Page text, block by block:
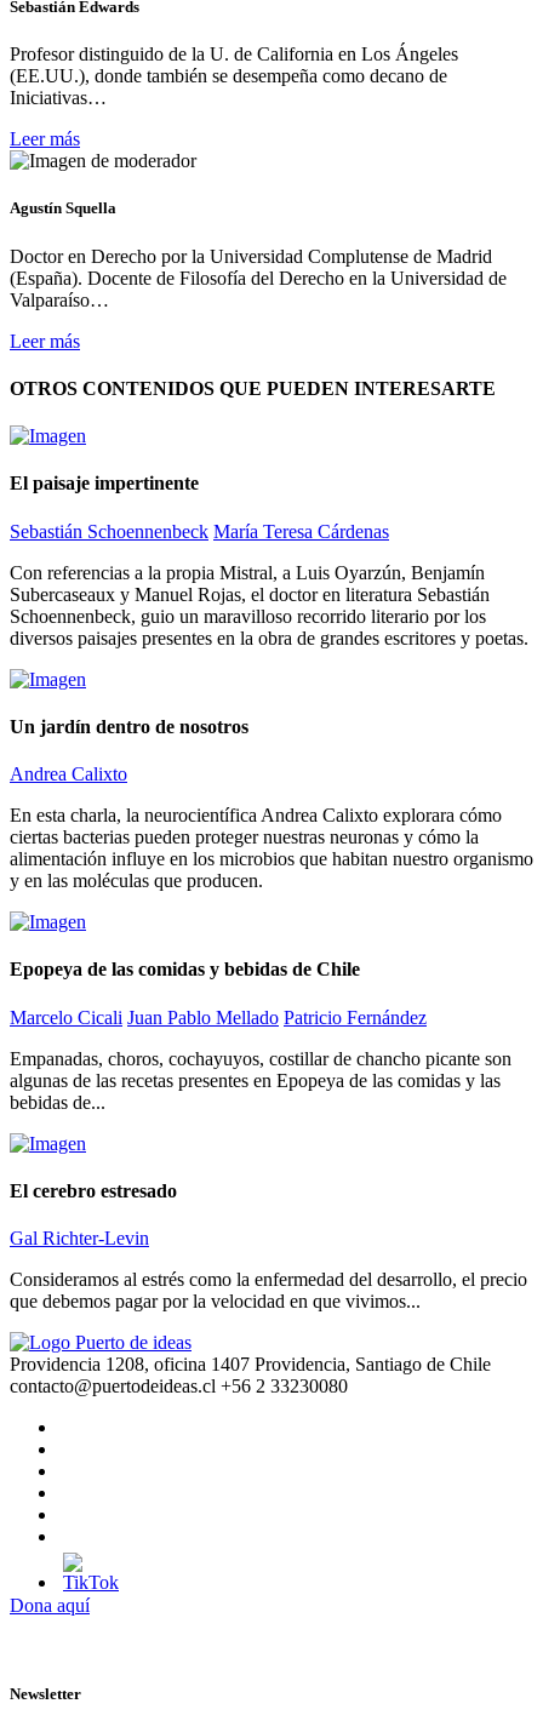
Sebastián Edwards
Profesor distinguido de la U. de California en Los Ángeles
(EE.UU.), donde también se desempeña como decano de
Iniciativas…
Leer más
Agustín Squella
Doctor en Derecho por la Universidad Complutense de Madrid
(España). Docente de Filosofía del Derecho en la Universidad de
Valparaíso…
Leer más
OTROS CONTENIDOS QUE PUEDEN INTERESARTE
El paisaje impertinente
Sebastián Schoennenbeck María Teresa Cárdenas
Con referencias a la propia Mistral, a Luis Oyarzún, Benjamín
Subercaseaux y Manuel Rojas, el doctor en literatura Sebastián
Schoennenbeck, guio un maravilloso recorrido literario por los
diversos paisajes presentes en la obra de grandes escritores y poetas.
Un jardín dentro de nosotros
Andrea Calixto
En esta charla, la neurocientífica Andrea Calixto explorara cómo
ciertas bacterias pueden proteger nuestras neuronas y cómo la
alimentación influye en los microbios que habitan nuestro organismo
y en las moléculas que producen.
Epopeya de las comidas y bebidas de Chile
Marcelo Cicali Juan Pablo Mellado Patricio Fernández
Empanadas, choros, cochayuyos, costillar de chancho picante son
algunas de las recetas presentes en Epopeya de las comidas y las
bebidas de...
El cerebro estresado
Gal Richter-Levin
Consideramos al estrés como la enfermedad del desarrollo, el precio
que debemos pagar por la velocidad en que vivimos...
Providencia 1208, oficina 1407 Providencia, Santiago de Chile
contacto@puertodeideas.cl +56 2 33230080
Dona aquí
Newsletter